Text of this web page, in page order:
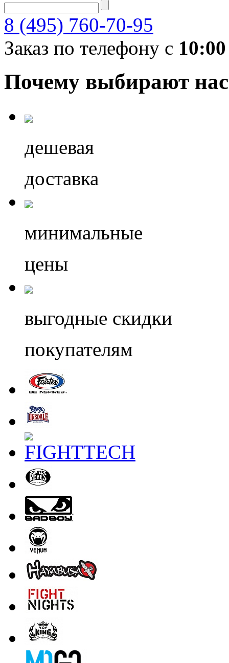
8 (495) 760-70-95
Заказ по телефону с 10:00
Почему выбирают нас
дешевая
доставка
минимальные
цены
выгодные скидки
покупателям